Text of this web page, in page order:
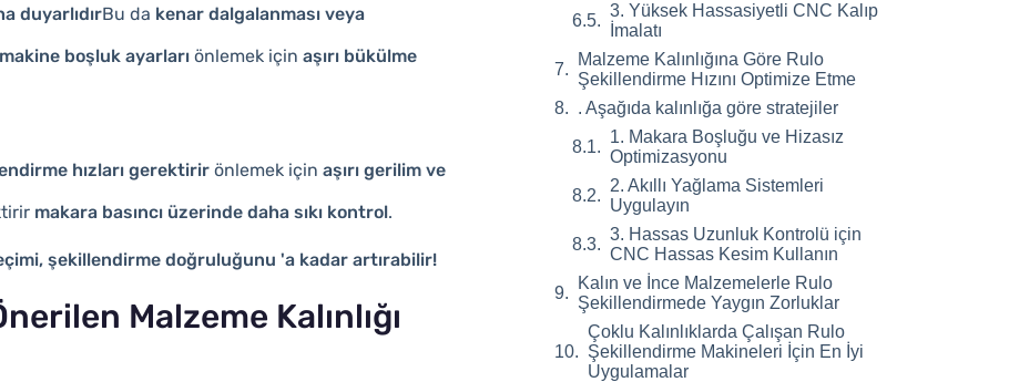
duyarlıdırBu da kenar dalgalanması veya
boşluk ayarları önlemek içinaşırı bükülme
hızları gerektirir önlemek içinaşırı gerilim ve
makara basıncı üzerinde daha sıkı kontrol.
şekillendirme doğruluğunu 'a kadar artırabilir!
Malzeme Kalınlığı
3. Yüksek Hassasiyetli CNC Kalıp
İmalatı
Malzeme Kalınlığına Göre Rulo
Şekillendirme Hızını Optimize Etme
. Aşağıda kalınlığa göre stratejiler
1. Makara Boşluğu ve Hizasız
Optimizasyonu
2. Akıllı Yağlama Sistemleri
Uygulayın
3. Hassas Uzunluk Kontrolü için
CNC Hassas Kesim Kullanın
Kalın ve İnce Malzemelerle Rulo
Şekillendirmede Yaygın Zorluklar
Çoklu Kalınlıklarda Çalışan Rulo
Şekillendirme Makineleri İçin En İyi
Uygulamalar